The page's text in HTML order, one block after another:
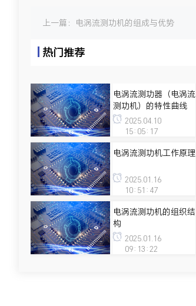
上一篇： 电涡流测功机的组成与优势
热门推荐
电涡流测功器（电涡流
测功机）的特性曲线
2025.04.10
15:05:17
电涡流测功机工作原理
2025.01.16
10:51:47
电涡流测功机的组织结
构
2025.01.16
09:13:22